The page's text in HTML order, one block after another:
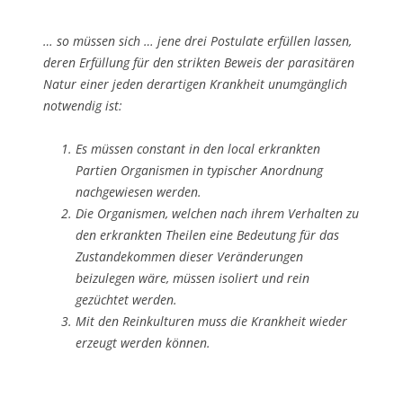
… so müssen sich … jene drei Postulate erfüllen lassen,
deren Erfüllung für den strikten Beweis der parasitären
Natur einer jeden derartigen Krankheit unumgänglich
notwendig ist:
Es müssen constant in den local erkrankten
Partien Organismen in typischer Anordnung
nachgewiesen werden.
Die Organismen, welchen nach ihrem Verhalten zu
den erkrankten Theilen eine Bedeutung für das
Zustandekommen dieser Veränderungen
beizulegen wäre, müssen isoliert und rein
gezüchtet werden.
Mit den Reinkulturen muss die Krankheit wieder
erzeugt werden können.